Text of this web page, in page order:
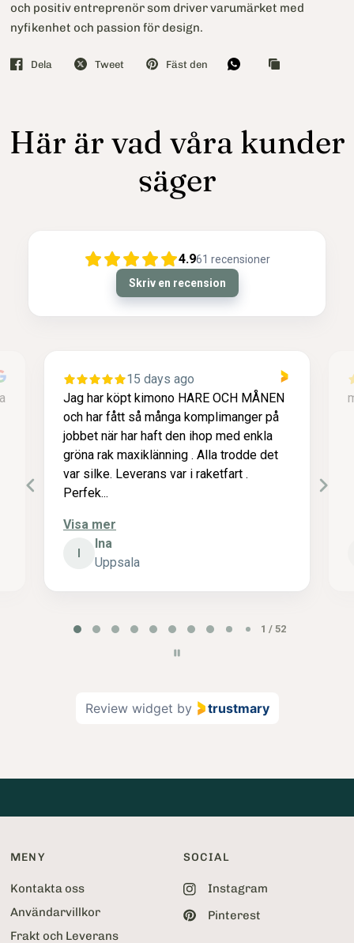
och positiv entreprenör som driver varumärket med
nyfikenhet och passion för design.
Dela Tweet Fäst den
Här är vad våra kunder
säger
4.961 recensioner
Skriv en recension
15 days ago
Jag har köpt kimono HARE OCH MÅNEN
och har fått så många komplimanger på
jobbet när har haft den ihop med enkla
gröna rak maxiklänning . Alla trodde det
var silke. Leverans var i raketfart .
Perfek...
Visa mer
Ina
Uppsala
2 / 52
Review widget by trustmary
MENY
Kontakta oss
Användarvillkor
Frakt och Leverans
SOCIAL
Instagram
Pinterest